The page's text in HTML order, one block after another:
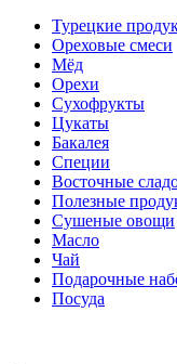
Турецкие
Ореховые смеси
Мёд
Орехи
Сухофрукты
Цукаты
Бакалея
Специи
Восточные
Полезные
Сушеные овощи
Масло
Чай
Подарочные
Посуда